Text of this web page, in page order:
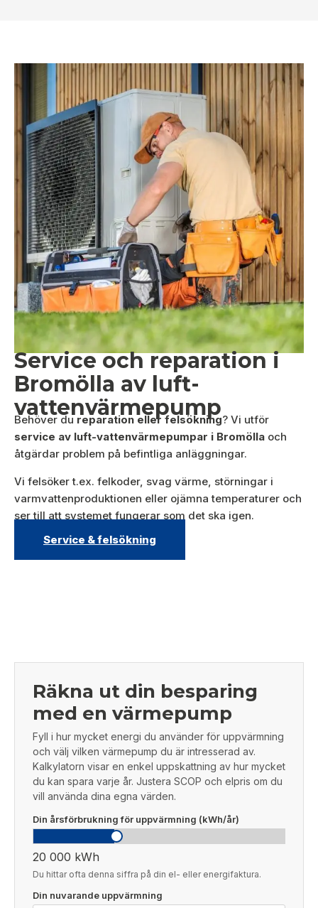
Service och reparation i
Bromölla av luft-
vattenvärmepump
Behöver du reparation eller felsökning? Vi utför
service av luft-vattenvärmepumpar i Bromölla och
åtgärdar problem på befintliga anläggningar.
Vi felsöker t.ex. felkoder, svag värme, störningar i
varmvattenproduktionen eller ojämna temperaturer och
ser till att systemet fungerar som det ska igen.
Service & felsökning
Räkna ut din besparing
med en värmepump
Fyll i hur mycket energi du använder för uppvärmning
och välj vilken värmepump du är intresserad av.
Kalkylatorn visar en enkel uppskattning av hur mycket
du kan spara varje år. Justera SCOP och elpris om du
vill använda dina egna värden.
Din årsförbrukning för uppvärmning (kWh/år)
20 000 kWh
Du hittar ofta denna siffra på din el- eller energifaktura.
Din nuvarande uppvärmning